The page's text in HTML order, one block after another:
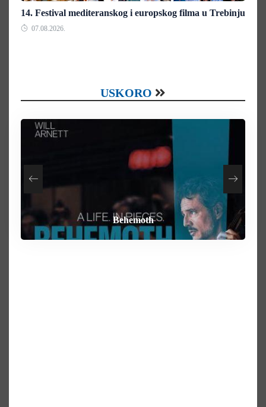
14. Festival mediteranskog i europskog filma u Trebinju
07.08.2026.
USKORO
Heart of the Beast
Behemoth
How To Rob A Bank
By Any Means